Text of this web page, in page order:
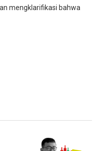
mengklarifikasi bahwa